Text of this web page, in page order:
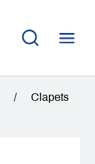
/
Clapets